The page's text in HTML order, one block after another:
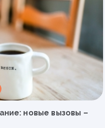
новые вызовы –